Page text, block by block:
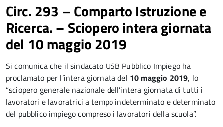
Circ. 293 – Comparto Istruzione e
Ricerca. – Sciopero intera giornata
del 10 maggio 2019
Si comunica che il sindacato USB Pubblico Impiego ha
proclamato per l’intera giornata del 10 maggio 2019, lo
“sciopero generale nazionale dell’intera giornata di tutti i
lavoratori e lavoratrici a tempo indeterminato e determinato
del pubblico impiego compreso i lavoratori della scuola”.